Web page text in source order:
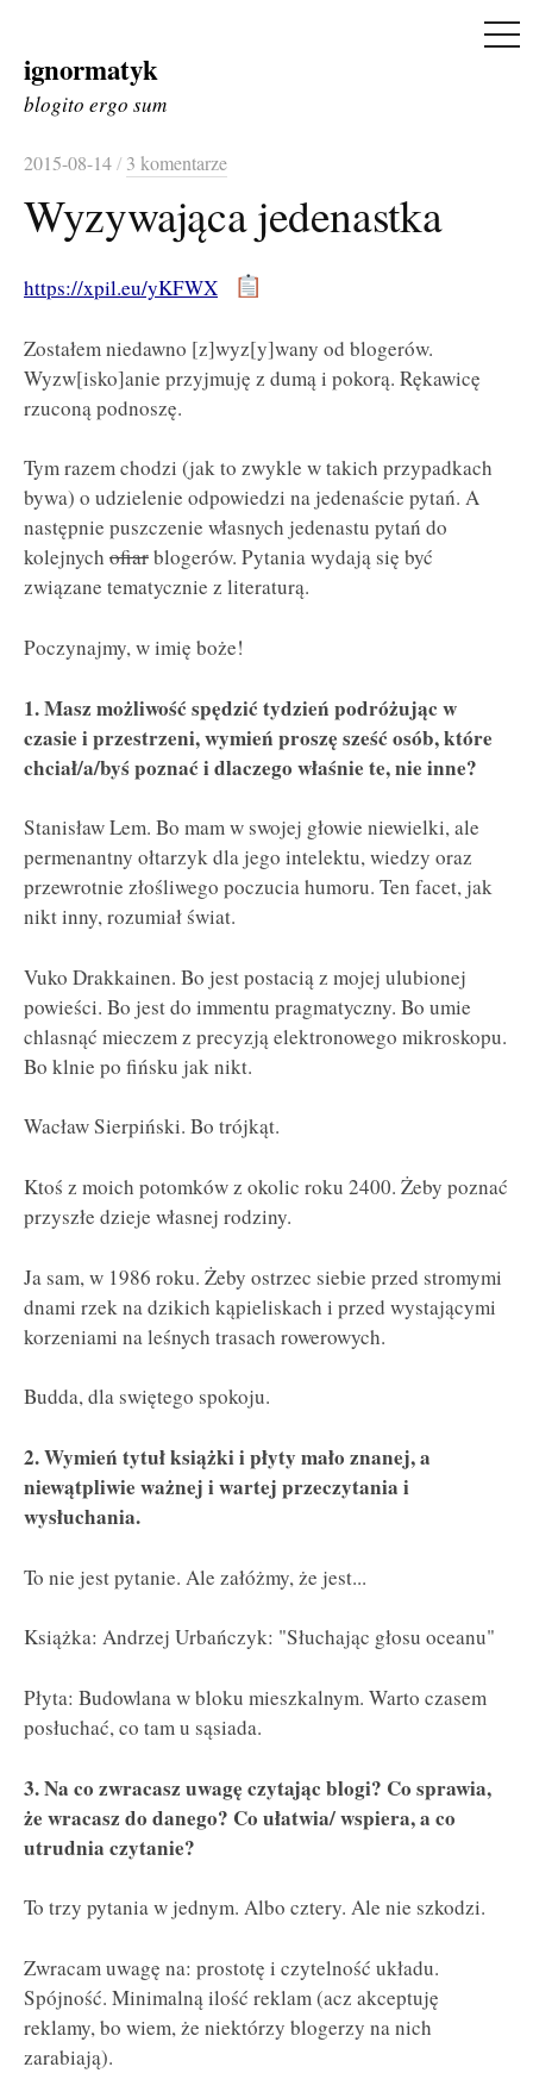
Skip
to
ignormatyk
blogito ergo sum
2015-08-14/ 3 komentarze
Wyzywająca jedenastka
https://xpil.eu/yKFWX
Zostałem niedawno [z]wyz[y]wany od blogerów.
Wyzw[isko]anie przyjmuję z dumą i pokorą. Rękawicę
rzuconą podnoszę.
Tym razem chodzi (jak to zwykle w takich przypadkach
bywa) o udzielenie odpowiedzi na jedenaście pytań. A
następnie puszczenie własnych jedenastu pytań do
kolejnych ofiarblogerów. Pytania wydają się być
związane tematycznie z literaturą.
Poczynajmy, w imię boże!
1. Masz możliwość spędzić tydzień podróżując w
czasie i przestrzeni, wymień proszę sześć osób, które
chciał/a/byś poznać i dlaczego właśnie te, nie inne?
Stanisław Lem. Bo mam w swojej głowie niewielki, ale
permenantny ołtarzyk dla jego intelektu, wiedzy oraz
przewrotnie złośliwego poczucia humoru. Ten facet, jak
nikt inny, rozumiał świat.
Vuko Drakkainen. Bo jest postacią z mojej ulubionej
powieści. Bo jest do immentu pragmatyczny. Bo umie
chlasnąć mieczem z precyzją elektronowego mikroskopu.
Bo klnie po fińsku jak nikt.
Wacław Sierpiński. Bo trójkąt.
Ktoś z moich potomków z okolic roku 2400. Żeby poznać
przyszłe dzieje własnej rodziny.
Ja sam, w 1986 roku. Żeby ostrzec siebie przed stromymi
dnami rzek na dzikich kąpieliskach i przed wystającymi
korzeniami na leśnych trasach rowerowych.
Budda, dla swiętego spokoju.
2. Wymień tytuł książki i płyty mało znanej, a
niewątpliwie ważnej i wartej przeczytania i
wysłuchania.
To nie jest pytanie. Ale załóżmy, że jest...
Książka: Andrzej Urbańczyk: "Słuchając głosu oceanu"
Płyta: Budowlana w bloku mieszkalnym. Warto czasem
posłuchać, co tam u sąsiada.
3. Na co zwracasz uwagę czytając blogi? Co sprawia,
że wracasz do danego? Co ułatwia/ wspiera, a co
utrudnia czytanie?
To trzy pytania w jednym. Albo cztery. Ale nie szkodzi.
Zwracam uwagę na: prostotę i czytelność układu.
Spójność. Minimalną ilość reklam (acz akceptuję
reklamy, bo wiem, że niektórzy blogerzy na nich
zarabiają).